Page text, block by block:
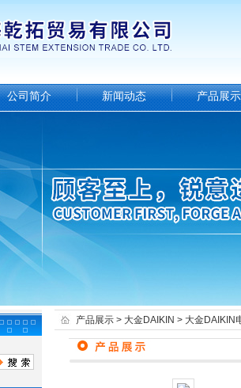
公司简介 新闻动态 产品展示
产品展示 > 大金DAIKIN > 大金DAIKIN